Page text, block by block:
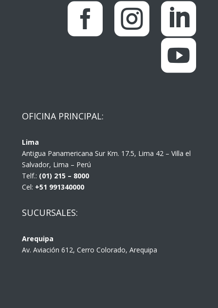
  

OFICINA PRINCIPAL:
Lima
Antigua Panamericana Sur Km. 17.5, Lima 42 – Villa el
Salvador, Lima – Perú
Telf.: (01) 215 – 8000
Cel: +51 991340000
SUCURSALES:
Arequipa
Av. Aviación 612, Cerro Colorado, Arequipa